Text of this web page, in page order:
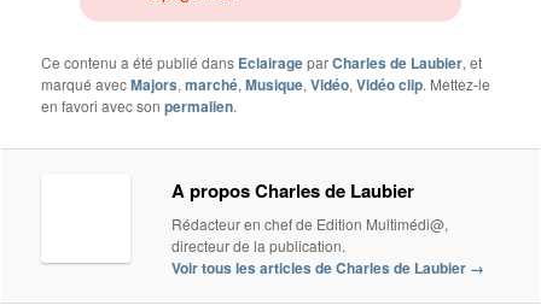
Ce contenu a été publié dans EclairageparCharles de Laubier, et
marqué avecMajors,marché,Musique,Vidéo,Vidéo clip. Mettez-le
en favori avec sonpermalien.
A propos Charles de Laubier
Rédacteur en chef de Edition Multimédi@,
directeur de la publication.
Voir tous les articles de Charles de Laubier →